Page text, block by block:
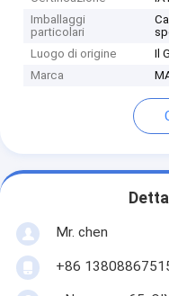
Imballaggi
particolari
Luogo di origine
Il
Marca
Mr. chen
+86